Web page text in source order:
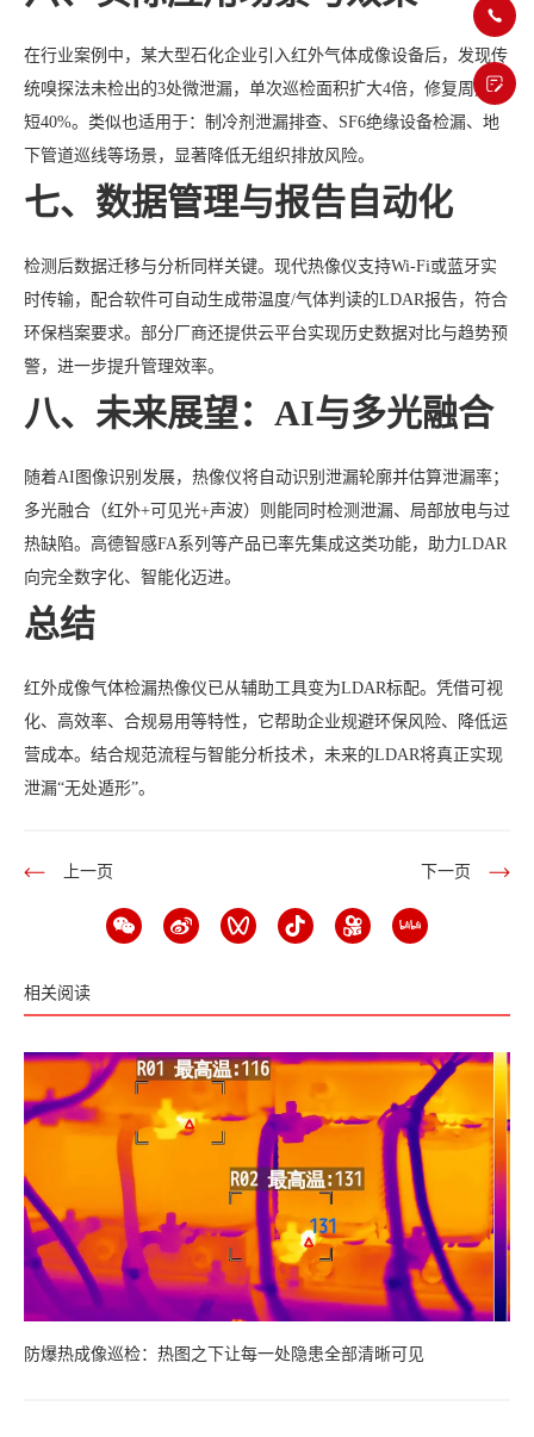
在行业案例中，某大型石化企业引入红外气体成像设备后，发现传
统嗅探法未检出的3处微泄漏，单次巡检面积扩大4倍，修复周期缩
短40%。类似也适用于：制冷剂泄漏排查、SF6绝缘设备检漏、地
下管道巡线等场景，显著降低无组织排放风险。
七、数据管理与报告自动化
检测后数据迁移与分析同样关键。现代热像仪支持Wi-Fi或蓝牙实
时传输，配合软件可自动生成带温度/气体判读的LDAR报告，符合
环保档案要求。部分厂商还提供云平台实现历史数据对比与趋势预
警，进一步提升管理效率。
八、未来展望：AI与多光融合
随着AI图像识别发展，热像仪将自动识别泄漏轮廓并估算泄漏率；
多光融合（红外+可见光+声波）则能同时检测泄漏、局部放电与过
热缺陷。高德智感FA系列等产品已率先集成这类功能，助力LDAR
向完全数字化、智能化迈进。
总结
红外成像气体检漏热像仪已从辅助工具变为LDAR标配。凭借可视
化、高效率、合规易用等特性，它帮助企业规避环保风险、降低运
营成本。结合规范流程与智能分析技术，未来的LDAR将真正实现
泄漏“无处遁形”。
上一页 下一页
相关阅读
防爆热成像巡检：热图之下让每一处隐患全部清晰可见